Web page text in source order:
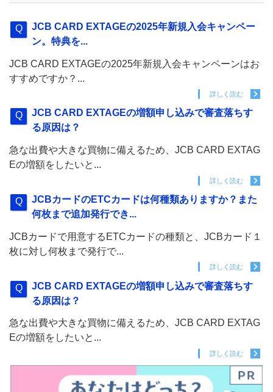
JCB CARD EXTAGEの2025年新規入会キャンペー
ン。特典を...
JCB CARD EXTAGEの2025年新規入会キャンペーンはお
すすめですか？...
詳しく読む
JCB CARD EXTAGEの増額申し込みで審査落ちす
る原因は？
急な出費や大きな買物に備えるため、JCB CARD EXTAG
Eの増額をしたいと...
詳しく読む
JCBカードのETCカードは何種類ありますか？また
何枚まで追加発行でき...
JCBカードで用意するETCカードの種類と、JCBカード１
枚に対し何枚まで発行で...
詳しく読む
JCB CARD EXTAGEの増額申し込みで審査落ちす
る原因は？
急な出費や大きな買物に備えるため、JCB CARD EXTAG
Eの増額をしたいと...
詳しく読む